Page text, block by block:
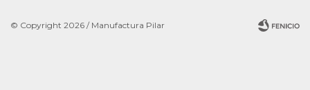
© Copyright 2026 / Manufactura Pilar